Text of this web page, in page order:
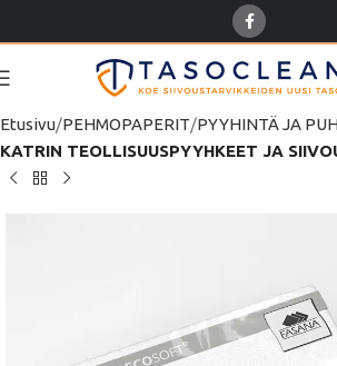
Etusivu PEHMOPAPERIT PYYHINTÄ JA
KATRIN TEOLLISUUSPYYHKEET JA